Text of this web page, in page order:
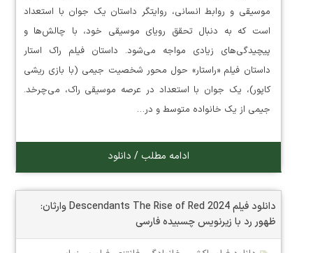
موسیقی و روابط انسانی، روایتگر داستان یک جوان با استعداد
است که به دنبال تحقق رویای موسیقی خود، با چالش‌ها و
پیچیدگی‌های زیادی مواجه می‌شود. داستان فیلم راک استار
داستان فیلم «راستار» حول محور شخصیت جیمی (با بازی ریشی
کاپور)، یک جوان با استعداد در عرصه موسیقی راک، می‌چرخد.
جیمی از یک خانواده متوسط و در…
ادامه مطلب / دانلود
دانلود فیلم Descendants The Rise of Red 2024 وارثان:
ظهور رد با زیرنویس چسبیده فارسی